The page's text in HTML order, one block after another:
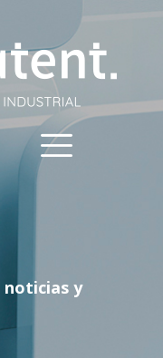
noticias y